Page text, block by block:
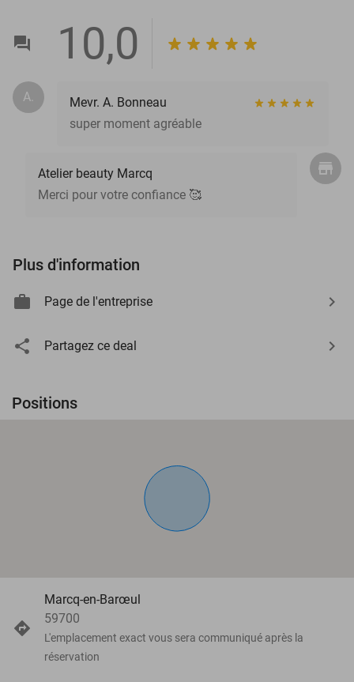
10,0
A.
Mevr. A. Bonneau
super moment agréable
Atelier beauty Marcq
Merci pour votre confiance 🥰
Plus d'information
Page de l'entreprise
Partagez ce deal
Positions
Marcq-en-Barœul
59700
L'emplacement exact vous sera communiqué après la
réservation